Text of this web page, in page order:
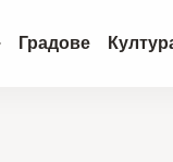
Градове